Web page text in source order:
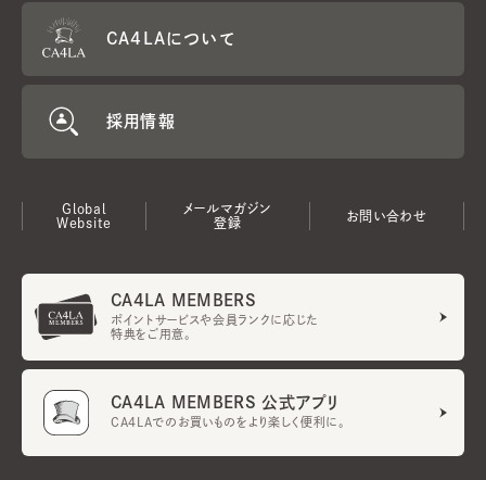
CA4LAについて
採用情報
Global
Website
メールマガジン
登録
お問い合わせ
CA4LA MEMBERS
ポイントサービスや会員ランクに応じた
特典をご用意。
CA4LA MEMBERS 公式アプリ
CA4LAでのお買いものをより楽しく便利に。